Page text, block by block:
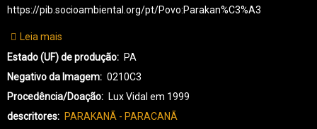
https://pib.socioambiental.org/pt/Povo:Parakan%C3%A3
Leia mais
PK-
PARAKANÃ-0130
Estado (UF) de produção
PA
Negativo da Imagem
0210C3
Procedência/Doação
Lux Vidal em 1999
descritores
PARAKANÃ - PARACANÃ